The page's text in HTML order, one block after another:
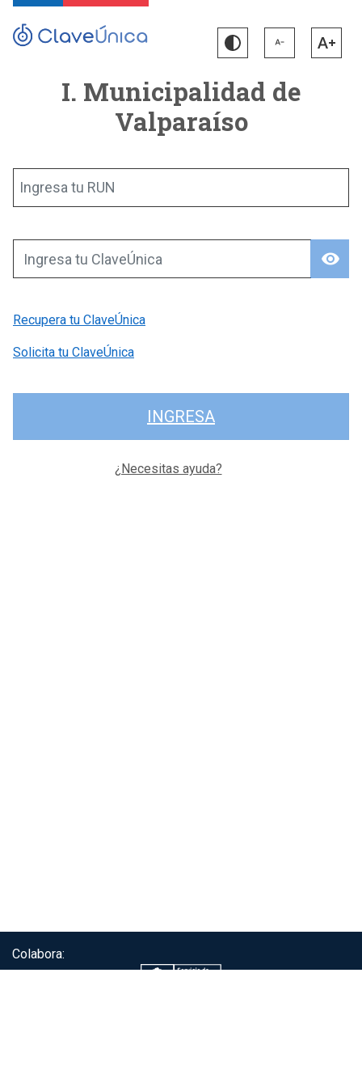
I. Municipalidad de
Valparaíso
Ingresa tu RUN
visibility
Ingresa tu ClaveÚnica
Recupera tu ClaveÚnica
Solicita tu ClaveÚnica
INGRESA
¿Necesitas ayuda?
Colabora: